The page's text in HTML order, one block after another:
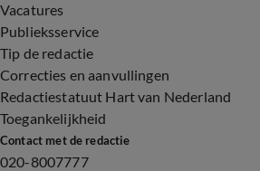
Vacatures
Publieksservice
Tip de redactie
Correcties en aanvullingen
Redactiestatuut Hart van Nederland
Toegankelijkheid
Contact met de redactie
020-8007777